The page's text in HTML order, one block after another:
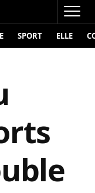
SPORT ELLE